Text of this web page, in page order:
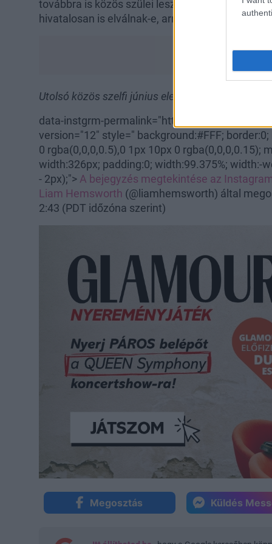
továbbra is közös szülei lesznek tekintélyes
hivatalosan is elválnak-e, arról egyelőre nincs hír.
Utolsó közös szelfi június elejéről:
data-instgrm-permalink="https://
version="12" style=" background:#FFF;
0 rgba(0,0,0,0.5),0 1px 10px 0 rgba(0,0,0,0.15);
width:326px; padding:0; width:99.375%; width:-
- 2px);"> A bejegyzés megtekintése az
Liam Hemsworth (@liamhemsworth) által
2:43 (PDT időzóna szerint)
Megosztás Küldés